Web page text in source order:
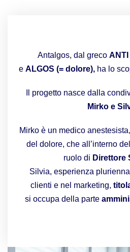
Antalgos, dal greco
e ALGOS (= dolore),ha lo
Il progetto nasce dalla
Mirko e
Mirko è un medico
del dolore, che all’interno
ruolo di Direttore
Silvia, esperienza
clienti e nel marketing,
si occupa della parte